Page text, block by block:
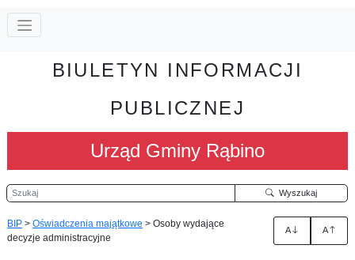
BIULETYN INFORMACJI
PUBLICZNEJ
Urząd Gminy Rąbino
Szukaj Wyszukaj
BIP > Oświadczenia majątkowe > Osoby wydające
decyzje administracyjne
A A